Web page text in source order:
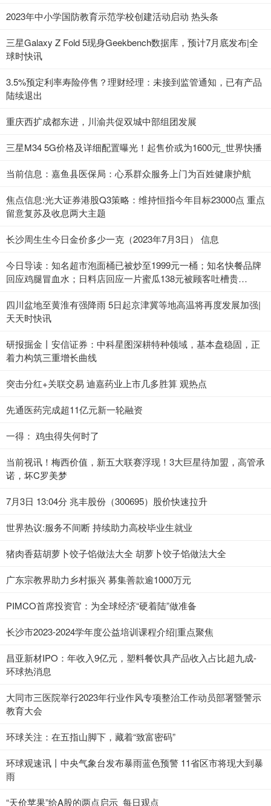
2023年中小学国防教育示范学校创建活动启动 热头条
三星Galaxy Z Fold 5现身Geekbench数据库，预计7月底发布|全
球时快讯
3.5%预定利率寿险停售？理财经理：未接到监管通知，已有产品
陆续退出
重庆西扩成都东进，川渝共促双城中部组团发展
三星M34 5G价格及详细配置曝光！起售价或为1600元_世界快播
当前信息：嘉鱼县医保局：心系群众服务上门为百姓健康护航
焦点信息:光大证券港股Q3策略：维持恒指今年目标23000点 重点
留意复苏及收息两大主题
长沙周生生今日金价多少一克（2023年7月3日） 信息
今日导读：知名超市泡面桶已被炒至1999元一桶；知名快餐品牌
回应鸡腿冒血水；日料店回应一片蜜瓜138元被顾客吐槽贵
四川盆地至黄淮有强降雨 5日起京津冀等地高温将再度发展加强|
天天时快讯
研报掘金丨安信证券：中科星图深耕特种领域，基本盘稳固，正
着力构筑三重增长曲线
突击分红+关联交易 迪嘉药业上市几多胜算 观热点
先通医药完成超11亿元新一轮融资
一得： 鸡虫得失何时了
当前视讯！梅西价值，新五大联赛浮现！3大巨星待加盟，高管承
诺，坏C罗美梦
7月3日 13:04分 兆丰股份（300695）股价快速拉升
世界热议:服务不间断 持续助力高校毕业生就业
猪肉香菇胡萝卜饺子馅做法大全 胡萝卜饺子馅做法大全
广东宗教界助力乡村振兴 募集善款逾1000万元
PIMCO首席投资官：为全球经济“硬着陆”做准备
长沙市2023-2024学年度公益培训课程介绍|重点聚焦
昌亚新材IPO：年收入9亿元，塑料餐饮具产品收入占比超九成-
环球热消息
大同市三医院举行2023年行业作风专项整治工作动员部署暨警示
教育大会
环球关注：在五指山脚下，藏着“致富密码”
环球观速讯丨中央气象台发布暴雨蓝色预警 11省区市将现大到暴
雨
“天价苹果”给A股的两点启示_每日观点